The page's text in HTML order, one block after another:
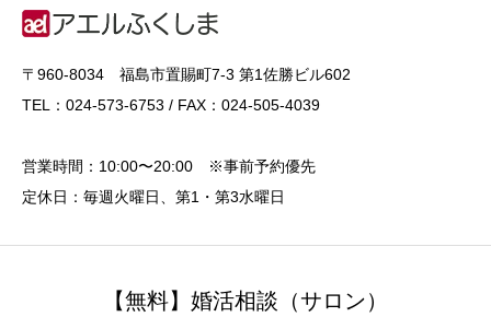
〒960-8034 福島市置賜町7-3 第1佐勝ビル602
TEL：024-573-6753 / FAX：024-505-4039
営業時間：10:00〜20:00 ※事前予約優先
定休日：毎週火曜日、第1・第3水曜日
【無料】婚活相談（サロン）